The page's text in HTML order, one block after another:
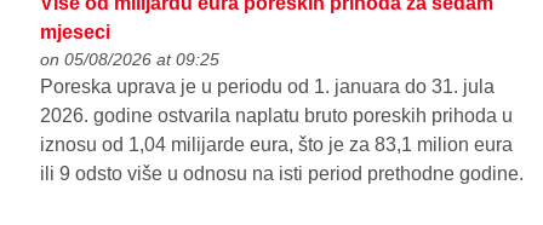
mjeseci
on 05/08/2026 at 09:25
Poreska uprava je u periodu od 1. januara do 31. jula
2026. godine ostvarila naplatu bruto poreskih prihoda u
iznosu od 1,04 milijarde eura, što je za 83,1 milion eura
ili 9 odsto više u odnosu na isti period prethodne godine.